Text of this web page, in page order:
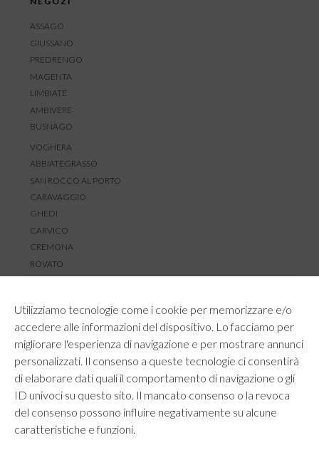
Utilizziamo tecnologie come i cookie per memorizzare e/o
accedere alle informazioni del dispositivo. Lo facciamo per
migliorare l'esperienza di navigazione e per mostrare annunci
personalizzati. Il consenso a queste tecnologie ci consentirà
di elaborare dati quali il comportamento di navigazione o gli
ID univoci su questo sito. Il mancato consenso o la revoca
del consenso possono influire negativamente su alcune
caratteristiche e funzioni.
ASSAGO
GIUSSANO
PREDRENGO
MAGENTA
LIMBIATE
AMBIVERE
BUSNAGO
VOGHERA
ABBIATEGRASSO
SAN ROCCO AL PORTO
CARAVAGGIO
GHEDI
CARVICO
CREMONA
ROVATO
RESI E RIMBORSI
REGOLAMENTO LOYALTY
CONTATTACI